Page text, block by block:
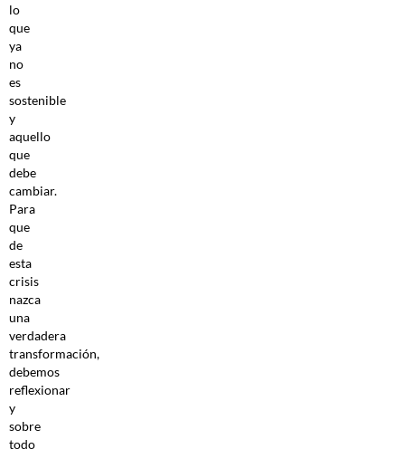
lo
que
ya
no
es
sostenible
y
aquello
que
debe
cambiar.
Para
que
de
esta
crisis
nazca
una
verdadera
transformación,
debemos
reflexionar
y
sobre
todo